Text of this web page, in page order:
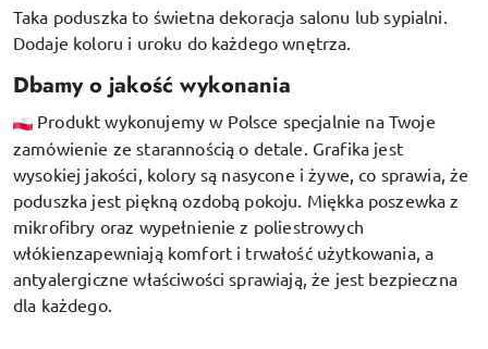
Taka poduszka to świetna dekoracja salonu lub sypialni.
Dodaje koloru i uroku do każdego wnętrza.
Dbamy o jakość wykonania
Produkt wykonujemy w Polsce specjalnie na Twoje
zamówienie ze starannością o detale. Grafika jest
wysokiej jakości, kolory są nasycone i żywe, co sprawia, że
poduszka jest piękną ozdobą pokoju. Miękka poszewka z
mikrofibry oraz wypełnienie z poliestrowych
włókienzapewniają komfort i trwałość użytkowania, a
antyalergiczne właściwości sprawiają, że jest bezpieczna
dla każdego.